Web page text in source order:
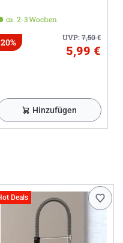
ca. 2-3 Wochen
UVP:7,50€
5,99 €
Hinzufügen
Deals